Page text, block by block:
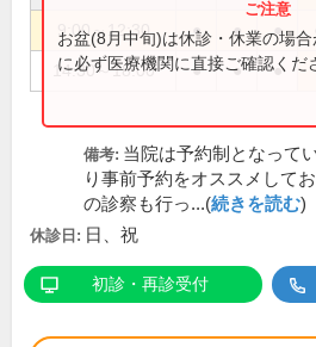
9:00～12:30 ● ● ●
14:30～18:00 ● ● ●
お盆(8月中旬)は休診・休業の場
に必ず医療機関に直接ご確認くだ
備考: 当院は予約制となって
り事前予約をオススメして
の診察も行っ...(続きを読む)
休診日: 日、祝
初診・再診受付